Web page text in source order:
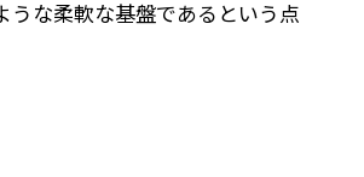
うな柔軟な基盤であるという点